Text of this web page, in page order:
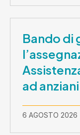
Bando di
ad
2026-30
6 AGOSTO 2026